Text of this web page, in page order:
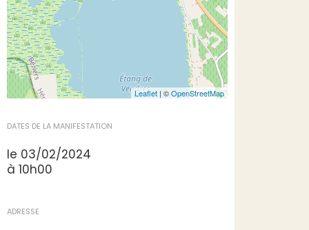
Leaflet | ©OpenStreetMap
DATES DE LA MANIFESTATION
le 03/02/2024
à 10h00
ADRESSE